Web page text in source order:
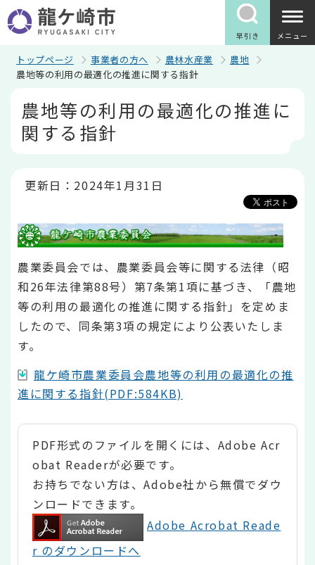
の
ペ
早引き メニュー
トップページ 事業者の方へ 農林水産業
農地
農地等の利用の最適化の推進に関する指針
農地等の利用の最適化の推進に
関する指針
更新日：2024年1月31日
農業委員会では、農業委員会等に関する法律（昭
和26年法律第88号）第7条第1項に基づき、「農地
等の利用の最適化の推進に関する指針」を定めま
したので、同条第3項の規定により公表いたしま
す。
龍ケ崎市農業委員会農地等の利用の最適化の推
進に関する指針(PDF:584KB)
PDF形式のファイルを開くには、Adobe Acr
obat Readerが必要です。
お持ちでない方は、Adobe社から無償でダウ
ンロードできます。
Adobe Acrobat Reade
r のダウンロードへ